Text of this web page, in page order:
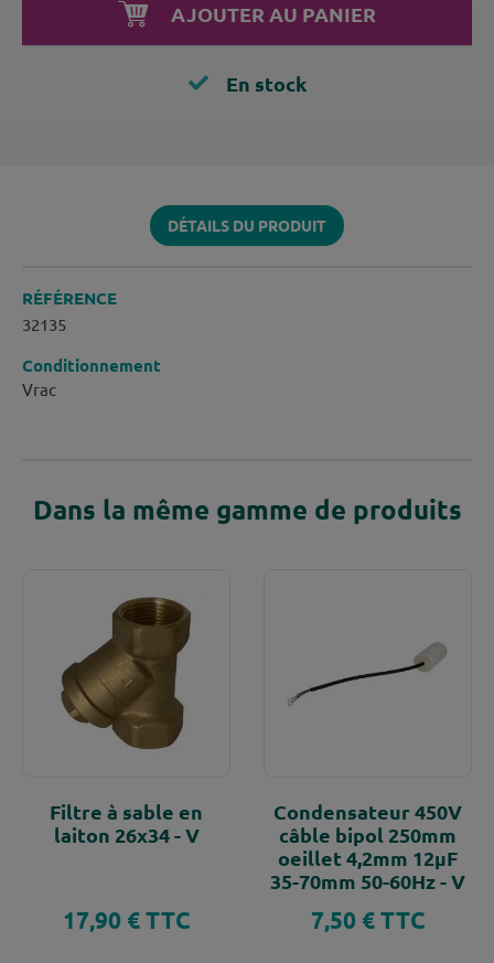
AJOUTER AU PANIER
En stock
DÉTAILS DU PRODUIT
RÉFÉRENCE
32135
Conditionnement
Vrac
Dans la même gamme de produits
Filtre à sable en
laiton 26x34 - V
Prix
17,90 € TTC
Condensateur 450V
câble bipol 250mm
oeillet 4,2mm 12µF
35-70mm 50-60Hz - V
Prix
7,50 € TTC